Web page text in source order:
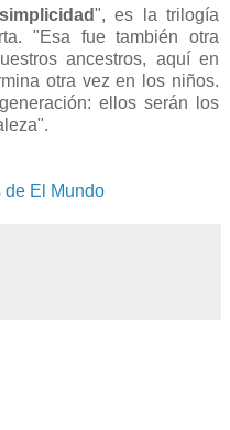
", es la trilogía
"Esa fue también otra
ancestros, aquí en
otra vez en los niños.
ellos serán los
de El Mundo